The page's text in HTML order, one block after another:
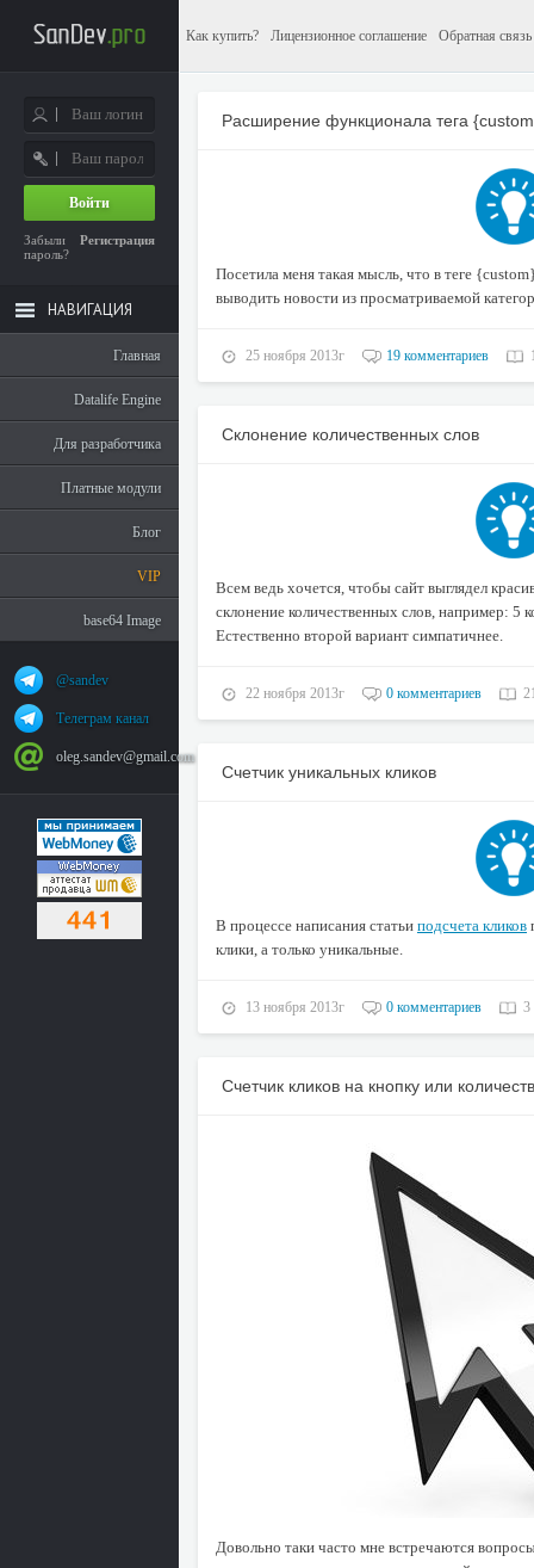
Как купить? Лицензионное соглашение Обратная связь
Расширение функционала тега
Посетила меня такая мысль, что в теге
выводить новости из просматриваемой
25 ноября 2013г 19 комментариев
Склонение количественных слов
Всем ведь хочется, чтобы сайт выглядел
склонение количественных слов, например: 5
Естественно второй вариант симпатичнее.
22 ноября 2013г 0 комментариев
Счетчик уникальных кликов
В процессе написания статьи подсчета кликов
клики, а только уникальные.
13 ноября 2013г 0 комментариев 3
Счетчик кликов на кнопку или
Довольно таки часто мне встречаются
Войти
Регистрация
Забыли
пароль?
НАВИГАЦИЯ
Главная
Datalife Engine
Для разработчика
Платные модули
Блог
VIP
base64 Image
@sandev
Телеграм канал
oleg.sandev@gmail.com